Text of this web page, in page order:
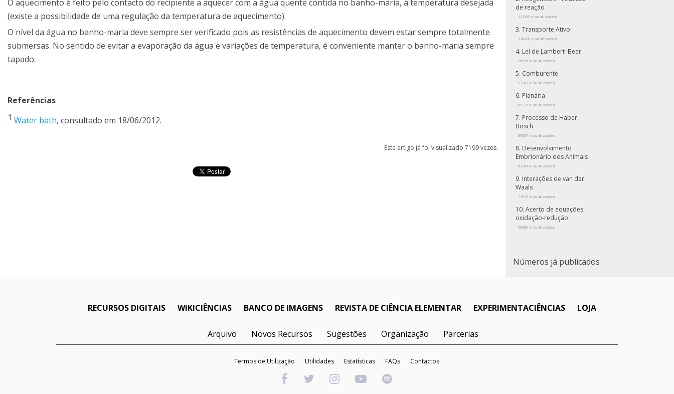
O aquecimento é feito pelo contacto do recipiente a aquecer com a água quente contida no banho-maria, à temperatura desejada
(existe a possibilidade de uma regulação da temperatura de aquecimento).
O nível da água no banho-maria deve sempre ser verificado pois as resistências de aquecimento devem estar sempre totalmente
submersas. No sentido de evitar a evaporação da água e variações de temperatura, é conveniente manter o banho-maria sempre
tapado.
Referências
1 Water bath, consultado em 18/06/2012.
Este artigo já foi visualizado 7199 vezes.
de reação
121195 visualizações
Transporte Ativo
118470 visualizações
Lei de Lambert–Beer
96950 visualizações
Comburente
93762 visualizações
Planária
89735 visualizações
Processo de Haber-
Bosch
89007 visualizações
Desenvolvimento
Embrionário dos Animais
87784 visualizações
Interações de van der
Waals
77815 visualizações
Acerto de equações
oxidação-redução
66389 visualizações
Números já publicados
RECURSOS DIGITAIS WIKICIÊNCIAS BANCO DE IMAGENS REVISTA DE CIÊNCIA ELEMENTAR EXPERIMENTACIÊNCIAS LOJA
Arquivo Novos Recursos Sugestões Organização Parcerias
Termos de Utilização Utilidades Estatísticas FAQs Contactos